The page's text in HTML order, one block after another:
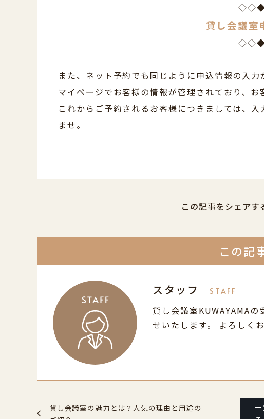
貸し会議室
また、ネット予約でも同じように申込情報の入力
マイページでお客様の情報が管理されており、
これからご予約されるお客様につきましては、
ませ。
この記事をシェアす
この記
スタッフ STAFF
貸し会議室KUWAYAMA
せいたします。 よろしくお
貸し会議室の魅力とは？人気の理由と用途の